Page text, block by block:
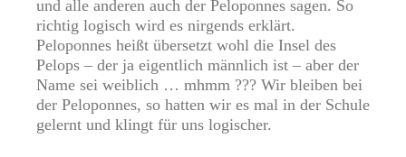
und alle anderen auch der Peloponnes sagen. So
richtig logisch wird es nirgends erklärt.
Peloponnes heißt übersetzt wohl die Insel des
Pelops – der ja eigentlich männlich ist – aber der
Name sei weiblich … mhmm ??? Wir bleiben bei
der Peloponnes, so hatten wir es mal in der Schule
gelernt und klingt für uns logischer.